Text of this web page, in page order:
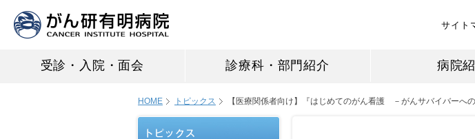
サイト
受診・入院・面会 診療科・部門紹介 病院
HOME トピックス 【医療関係者向け】『はじめてのがん看護 －がんサバイバーへ